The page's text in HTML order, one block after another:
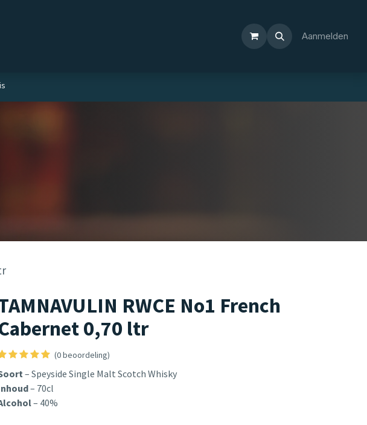
Aanmelden
RWCE No1 French
0,70 ltr
(0 beoordeling)
– Speyside Single Malt Scotch Whisky
– 70cl
– 40%